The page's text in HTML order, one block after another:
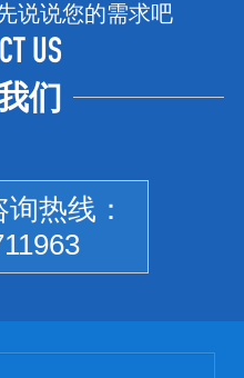
说说您的需求吧
US
们
热线：